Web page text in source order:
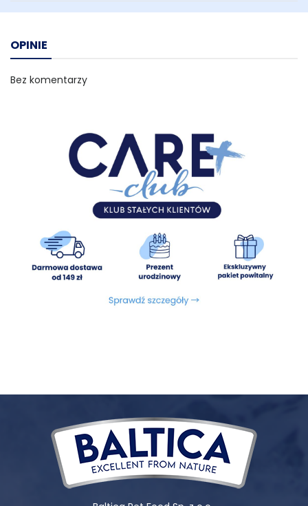
- emulgatorów,
49% dziczyzna, wieprzowina i tłuszcz wieprzowy (w
korzeń)), 12,5% owoce (jabłko, malina, jagoda 2%, owoc
dzikiej róży 2%), pulpa buraczana, drożdże piwne, skrobia
ziemniaczana, minerały, zioła (ostropest plamisty, mięta,
koper włoski), kompleks wspierający stawy (MSM (0,05%),
siarczan glukozaminy (0,03%), siarczan chondroityny
(0,015%)), kompleks omega 3 i 6, MOS
(mannanooligosacharydy), FOS (fruktooligosacharydy).
Energia metaboliczna:
3568 kcal/kg.
Składniki analityczne:
Białko surowe 26%, Tłuszcz surowy
14%, Włókno surowe 3,5%, Popiół 8,9%, Wilgotność 10%, Wapń
(siarczan manganawy, monohydrat; 3b503) 0,85 mg, cynk
sodu; E8) 100 μg.
Dodatki technologiczne:witamina C 40 mg, witamina E
100 mg, ekstrakt tokoferoli z olei roślinnych.
PROPOZYCJA KARMIENIA
OPINIE
Bez komentarzy